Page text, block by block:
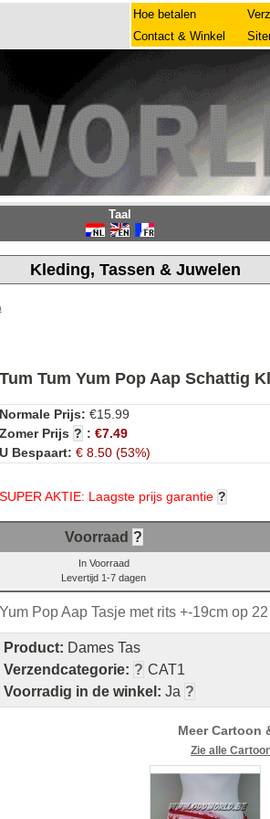
Hoe betalen
Contact & Winkel
Taal
Kleding, Tassen & Juwelen
Tum Tum Yum Pop Aap Schattig
Normale Prijs: €15.99
Zomer Prijs ? : €7.49
U Bespaart: € 8.50 (53%)
SUPER AKTIE: Laagste prijs garantie ?
Voorraad ?
In Voorraad
Levertijd 1-7 dagen
Yum Pop Aap Tasje met rits +-19cm op
Product: Dames Tas
Verzendcategorie: ? CAT1
Voorradig in de winkel: Ja ?
Meer Cartoon
Zie alle